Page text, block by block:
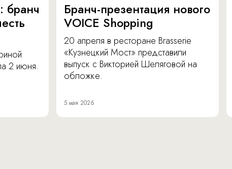
бранч
2 июня.
Бранч-презентация нового
VOICE Shopping
20 апреля в ресторане Brasserie
«Кузнецкий Мост» представили
выпуск с Викторией Шеляговой на
обложке.
5 мая 2026